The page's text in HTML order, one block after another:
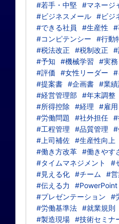
#若手・中堅 #マネージ
#ビジネスメール #ビジ
#できる社員
#生産性
#
#コンピテンシー
#行動
#税法改正
#税制改正 #
#予知
#機械学習 #実務
#評価
#女性リーダー #
#提案書 #企画書 #業
#経営管理部 #年末調整
#所得控除
#経理 #雇
#労働問題
#社外担任 #
#工程管理
#品質管理 #
#上司補佐 #生産性向上
#働き方改革 #働きやす
#タイムマネジメント
#
#見える化 #チーム
#営
#伝える力
#PowerPoint
#プレゼンテーション
#
#労働基準法 #就業規則
#製造現場 #技術セミナ